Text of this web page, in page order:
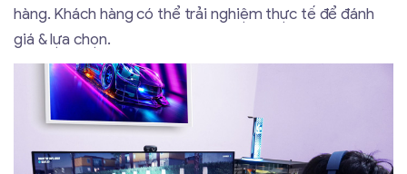
hàng. Khách hàng có thể trải nghiệm thực tế để đánh
giá & lựa chọn.